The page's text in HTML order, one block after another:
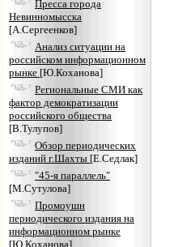
Пресса города
Невинномысска
[А.Сергеенков]
Анализ ситуации на
российском информационном
рынке [Ю.Коханова]
Региональные СМИ как
фактор демократизации
российского общества
[В.Тулупов]
Обзор периодических
изданий г.Шахты [Е.Седлак]
"45-я параллель"
[М.Сутулова]
Промоушн
периодического издания на
информационном рынке
[Ю.Коханова]